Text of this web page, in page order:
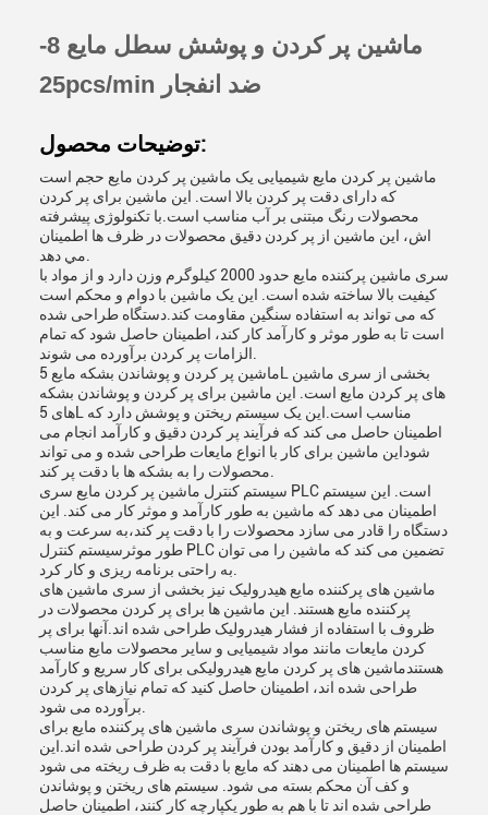
ماشین پر کردن و پوشش سطل مایع 8-
25pcs/min ضد انفجار
توضیحات محصول:
ماشین پر کردن مایع شیمیایی یک ماشین پر کردن مایع حجم است
که دارای دقت پر کردن بالا است. این ماشین برای پر کردن
محصولات رنگ مبتنی بر آب مناسب است.با تکنولوژی پیشرفته
اش، اين ماشين از پر کردن دقیق محصولات در ظرف ها اطمینان
سری ماشین پرکننده مایع حدود 2000 کیلوگرم وزن دارد و از مواد با
کیفیت بالا ساخته شده است. این یک ماشین با دوام و محکم است
که می تواند به استفاده سنگین مقاومت کند.دستگاه طراحی شده
است تا به طور موثر و کارآمد کار کند، اطمینان حاصل شود که تمام
ماشین پر کردن و پوشاندن بشکه مایع 5L بخشی از سری ماشین
های پر کردن مایع است. این ماشین برای پر کردن و پوشاندن بشکه
های 5L مناسب است.این یک سیستم ریختن و پوشش دارد که
اطمینان حاصل می کند که فرآیند پر کردن دقیق و کارآمد انجام می
شوداین ماشین برای کار با انواع مایعات طراحی شده و می تواند
سیستم کنترل ماشین پر کردن مایع سری PLC است. این سیستم
اطمینان می دهد که ماشین به طور کارآمد و موثر کار می کند. این
دستگاه را قادر می سازد محصولات را با دقت پر کند،به سرعت و به
طور موثرسیستم کنترل PLC تضمین می کند که ماشین را می توان
ماشین های پرکننده مایع هیدرولیک نیز بخشی از سری ماشین های
پرکننده مایع هستند. این ماشین ها برای پر کردن محصولات در
ظروف با استفاده از فشار هیدرولیک طراحی شده اند.آنها برای پر
کردن مایعات مانند مواد شیمیایی و سایر محصولات مایع مناسب
هستندماشین های پر کردن مایع هیدرولیکی برای کار سریع و کارآمد
طراحی شده اند، اطمینان حاصل کنید که تمام نیازهای پر کردن
سیستم های ریختن و پوشاندن سری ماشین های پرکننده مایع برای
اطمینان از دقیق و کارآمد بودن فرآیند پر کردن طراحی شده اند.این
سیستم ها اطمینان می دهند که مایع با دقت به ظرف ریخته می شود
و کف آن محکم بسته می شود. سیستم های ریختن و پوشاندن
طراحی شده اند تا با هم به طور یکپارچه کار کنند، اطمینان حاصل